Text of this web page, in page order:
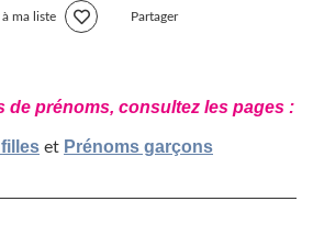
ma liste Partager
de prénoms, consultez les pages :
et Prénoms garçons